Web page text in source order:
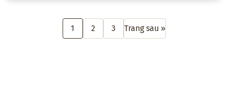
1 2 3 Trang sau »